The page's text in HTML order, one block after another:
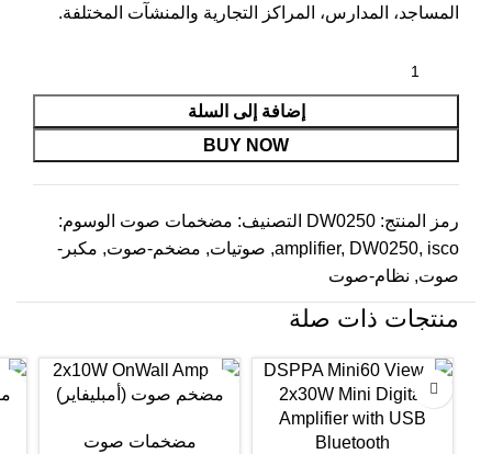
المساجد، المدارس، المراكز التجارية والمنشآت المختلفة.
إضافة إلى السلة
BUY NOW
رمز المنتج: DW0250 التصنيف: مضخمات صوت الوسوم:
amplifier, DW0250, isco
, صوتيات, مضخم-صوت, مكبر-
صوت, نظام-صوت
منتجات ذات صلة
-25%
-25%
مضخم صوت (أمبليفاير)
الأبيض من إنتاج شركة
مضخمات صوت